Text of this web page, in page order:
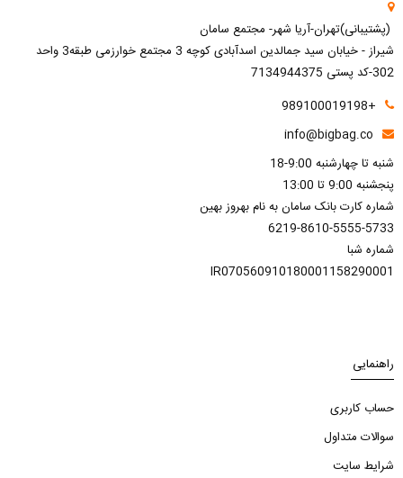
(پشتیبانی)تهران-آریا شهر- مجتمع سامان
شیراز - خیابان سید جمالدین اسدآبادی کوچه 3 مجتمع خوارزمی طبقه3 واحد
302-کد پستی 7134944375
+989100019198
info@bigbag.co
شنبه تا چهارشنبه 9:00-18
پنجشنبه 9:00 تا 13:00
شماره کارت بانک سامان به نام بهروز بهین
6219-8610-5555-5733
شماره شبا
IR070560910180001158290001
راهنمایی
حساب کاربری
سوالات متداول
شرایط سایت